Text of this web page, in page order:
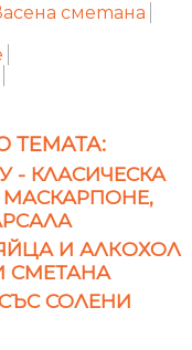
сметана
ТЕМАТА:
- КЛАСИЧЕСКА
МАСКАРПОНЕ,
И АЛКОХОЛ
СМЕТАНА
СОЛЕНИ